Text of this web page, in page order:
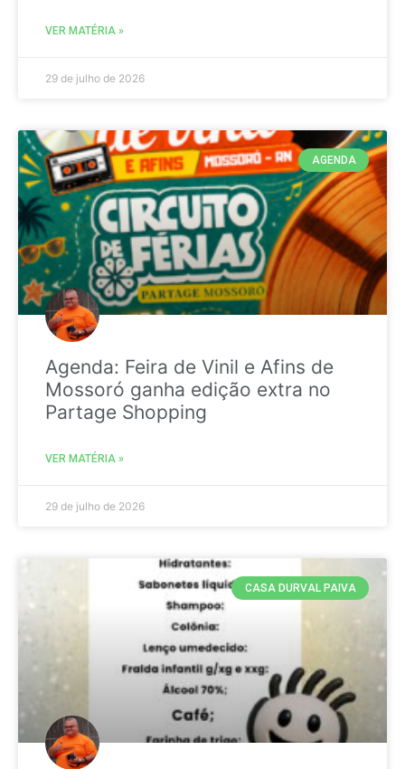
VER MATÉRIA »
29 de julho de 2026
AGENDA
Agenda: Feira de Vinil e Afins de
Mossoró ganha edição extra no
Partage Shopping
VER MATÉRIA »
29 de julho de 2026
CASA DURVAL PAIVA